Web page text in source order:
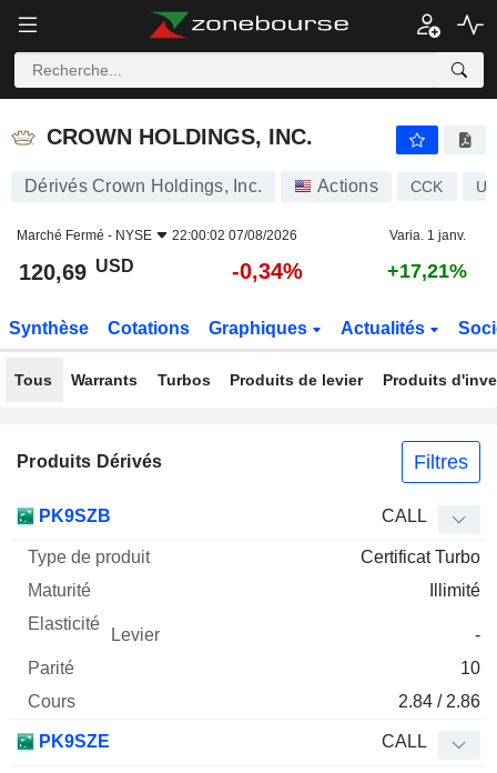
CROWN HOLDINGS, INC.
CROWN HOLDINGS, INC.
Dérivés Crown Holdings, Inc. Actions CCK
Marché Fermé - NYSE 22:00:02 07/08/2026 Varia. 1 janv.
120,69 USD -0,34% +17,21%
Synthèse Cotations Graphiques Actualités
Tous Warrants Turbos Produits de levier Produits
Produits Dérivés Filtres
Mnemo Type produit
Levier Parité
PK9SZB CALL
Certificat Turbo
Illimité
-
10
2.84 / 2.86
PK9SZE CALL